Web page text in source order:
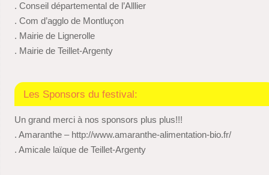
. Conseil départemental de l’Alllier
. Com d’agglo de Montluçon
. Mairie de Lignerolle
. Mairie de Teillet-Argenty
Les Sponsors du festival:
Un grand merci à nos sponsors plus plus!!!
. Amaranthe – http://www.amaranthe-alimentation-bio.fr/
. Amicale laïque de Teillet-Argenty